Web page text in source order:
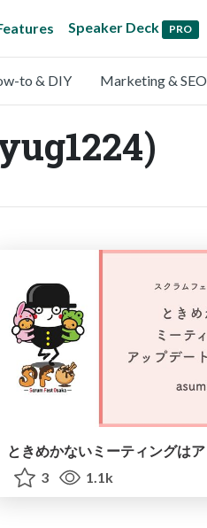
Speaker Deck PRO
to & DIY Marketing & SEO
3
1.1k